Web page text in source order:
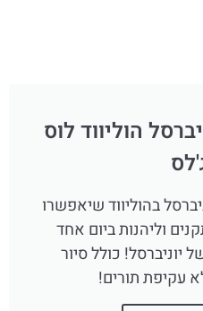
הוליווד לוס
בהוליווד שיאפשרו
וליהנות ביום אחד
כולל סיור
עקיפת תורים!